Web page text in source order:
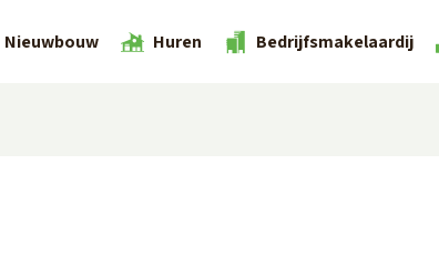
Nieuwbouw Huren Bedrijfsmakelaardij